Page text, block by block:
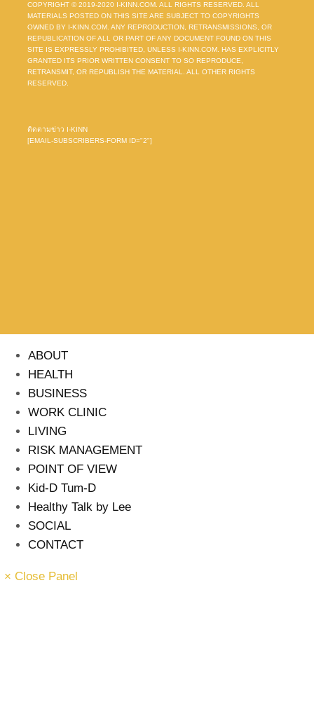
COPYRIGHT © 2019-2020 I-KINN.COM. ALL RIGHTS RESERVED. ALL
MATERIALS POSTED ON THIS SITE ARE SUBJECT TO COPYRIGHTS
OWNED BY I-KINN.COM. ANY REPRODUCTION, RETRANSMISSIONS, OR
REPUBLICATION OF ALL OR PART OF ANY DOCUMENT FOUND ON THIS
SITE IS EXPRESSLY PROHIBITED, UNLESS I-KINN.COM. HAS EXPLICITLY
GRANTED ITS PRIOR WRITTEN CONSENT TO SO REPRODUCE,
RETRANSMIT, OR REPUBLISH THE MATERIAL. ALL OTHER RIGHTS
RESERVED.
ติดตามข่าว I-KINN
[EMAIL-SUBSCRIBERS-FORM ID="2"]
ABOUT
HEALTH
BUSINESS
WORK CLINIC
LIVING
RISK MANAGEMENT
POINT OF VIEW
Kid-D Tum-D
Healthy Talk by Lee
SOCIAL
CONTACT
× Close Panel